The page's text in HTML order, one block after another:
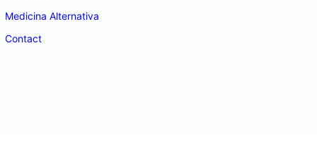
Medicina Alternativa
Contact